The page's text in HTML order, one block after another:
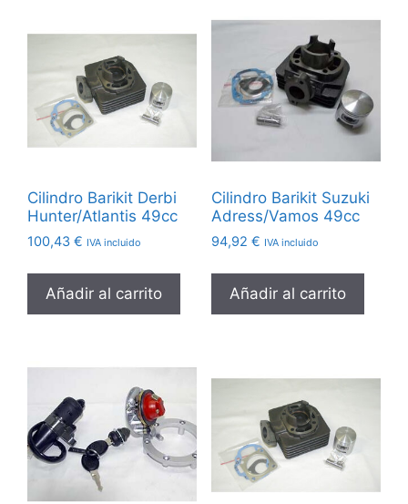
Cilindro Barikit Derbi
Hunter/Atlantis 49cc
100,43 € IVA incluido
Añadir al carrito
Cilindro Barikit Suzuki
Adress/Vamos 49cc
94,92 € IVA incluido
Añadir al carrito